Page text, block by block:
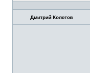
Дмитрий Колотов